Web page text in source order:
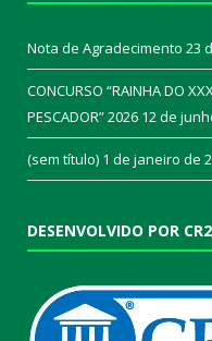
Nota de Agradecimento 23
CONCURSO “RAINHA DO
PESCADOR” 2026 12 de
(sem título) 1 de janeiro de
DESENVOLVIDO POR CR2